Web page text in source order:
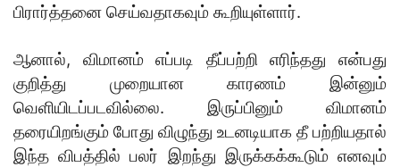
பிரார்த்தனை செய்வதாகவும் கூறியுள்ளார்.
ஆனால், விமானம் எப்படி தீப்பற்றி எரிந்தது என்பது
குறித்து முறையான காரணம் இன்னும்
வெளியிடப்படவில்லை. இருப்பினும் விமானம்
தரையிறங்கும் போது விழுந்து உடனடியாக தீ பற்றியதால்
இந்த விபத்தில் பலர் இறந்து இருக்கக்கூடும் எனவும்